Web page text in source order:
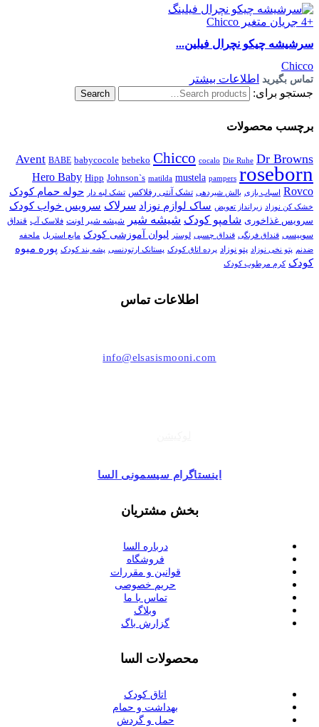
سرشیشه چیکو نچرال فیلین...
Chicco
تماس بگیرید
اطلاعات بیشتر
جستجو برای:
Search
برچسب محصولات
Avent BABE babycocole bebeko Chicco cocalo Die Ruhe Dr Browns
Hero Baby Hipp Johnson`s matilda mustela pampers roseborn
Rovco اسباب بازی بالش شیردهی تشک آنتی رفلاکس تشک لبه دار حوله حمام کودک
خشک کن نوزاد زیرانداز تعویض ساک لوازم نوزاد سرلاک سرویس خواب کودک
سرویس غذاخوری شامپو کودک شیشه شیر شیشه شیر اونت فلاسک آب قنداق
سوییسی قنداق فرنگی قنداق چسبی لوستر لیوان آموزشی کودک مایع استریل ملحفه
ضدنم
پتو نخی نوزاد پتو نوزاد پرده اتاق کودک پستانک ارتودنسی پشه بند کودک پوره میوه
کودک کرم مرطوب کودک
اطلاعات تماس
info@elsasismooni.com
اینستاگرام سیسمونی السا
بخش مشتریان
درباره السا
فروشگاه
قوانین و مقررات
حریم خصوصی
تماس با ما
وبلاگ
گزارش باگ
محصولات السا
اتاق کودک
بهداشت و حمام
حمل و گردش